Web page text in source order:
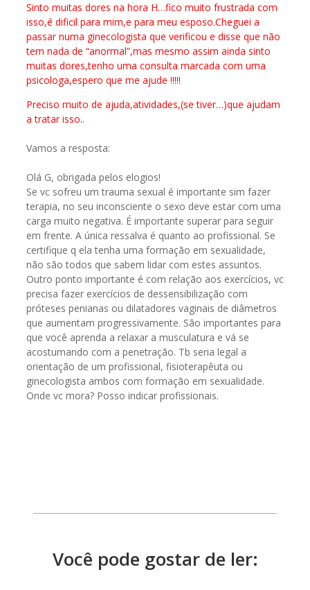
Sinto muitas dores na hora H…fico muito frustrada com
isso,é dificil para mim,e para meu esposo.Cheguei a
passar numa ginecologista que verificou e disse que não
tem nada de “anormal”,mas mesmo assim ainda sinto
muitas dores,tenho uma consulta marcada com uma
psicologa,espero que me ajude !!!!!
Preciso muito de ajuda,atividades,(se tiver…)que ajudam
a tratar isso..
Vamos a resposta:
Olá G, obrigada pelos elogios!
Se vc sofreu um trauma sexual é importante sim fazer
terapia, no seu inconsciente o sexo deve estar com uma
carga muito negativa. É importante superar para seguir
em frente. A única ressalva é quanto ao profissional. Se
certifique q ela tenha uma formação em sexualidade,
não são todos que sabem lidar com estes assuntos.
Outro ponto importante é com relação aos exercícios, vc
precisa fazer exercícios de dessensibilização com
próteses penianas ou dilatadores vaginais de diâmetros
que aumentam progressivamente. São importantes para
que você aprenda a relaxar a musculatura e vá se
acostumando com a penetração. Tb seria legal a
orientação de um profissional, fisioterapêuta ou
ginecologista ambos com formação em sexualidade.
Onde vc mora? Posso indicar profissionais.
Você pode gostar de ler: